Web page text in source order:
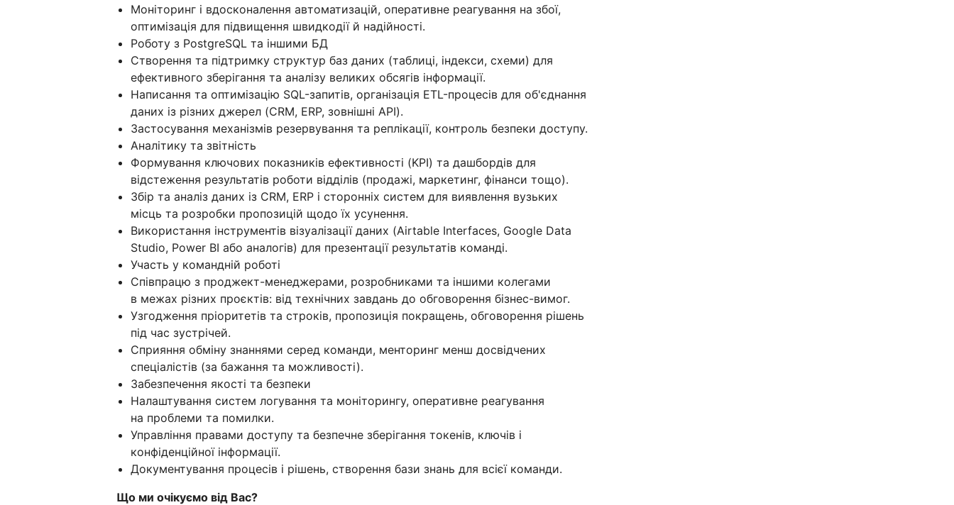
Моніторинг і вдосконалення автоматизацій, оперативне реагування на збої,
оптимізація для підвищення швидкодії й надійності.
Роботу з PostgreSQL та іншими БД
Створення та підтримку структур баз даних (таблиці, індекси, схеми) для
ефективного зберігання та аналізу великих обсягів інформації.
Написання та оптимізацію SQL-запитів, організація ETL-процесів для об'єднання
даних із різних джерел (CRM, ERP, зовнішні API).
Застосування механізмів резервування та реплікації, контроль безпеки доступу.
Аналітику та звітність
Формування ключових показників ефективності (KPI) та дашбордів для
відстеження результатів роботи відділів (продажі, маркетинг, фінанси тощо).
Збір та аналіз даних із CRM, ERP і сторонніх систем для виявлення вузьких
місць та розробки пропозицій щодо їх усунення.
Використання інструментів візуалізації даних (Airtable Interfaces, Google Data
Studio, Power BI або аналогів) для презентації результатів команді.
Участь у командній роботі
Співпрацю з проджект-менеджерами, розробниками та іншими колегами
в межах різних проєктів: від технічних завдань до обговорення бізнес-вимог.
Узгодження пріоритетів та строків, пропозиція покращень, обговорення рішень
під час зустрічей.
Сприяння обміну знаннями серед команди, менторинг менш досвідчених
спеціалістів (за бажання та можливості).
Забезпечення якості та безпеки
Налаштування систем логування та моніторингу, оперативне реагування
на проблеми та помилки.
Управління правами доступу та безпечне зберігання токенів, ключів і
конфіденційної інформації.
Документування процесів і рішень, створення бази знань для всієї команди.
Що ми очікуємо від Вас?